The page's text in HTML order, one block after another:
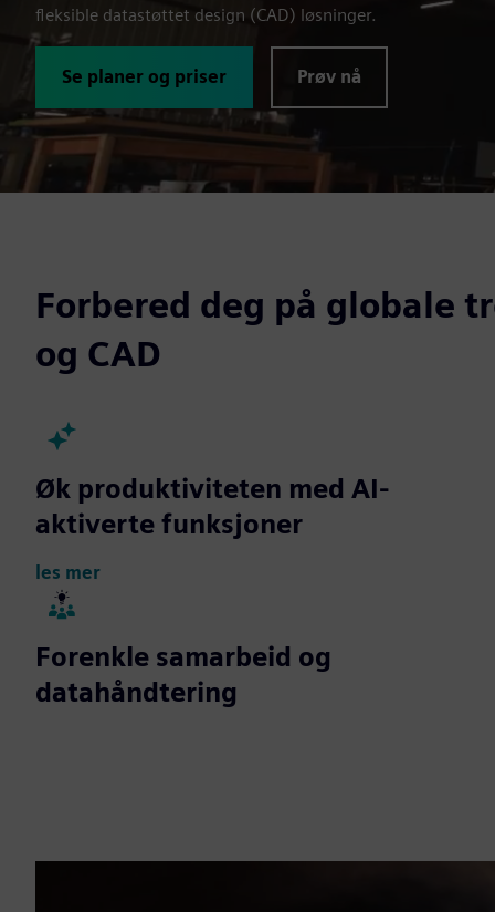
fleksible datastøttet design (CAD) løsninger.
Se planer og priser Prøv nå
Forbered deg på globale
og CAD
Øk produktiviteten med AI-
aktiverte funksjoner
les mer
Forenkle samarbeid og
datahåndtering